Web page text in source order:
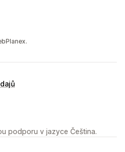
podporu v jazyce Čeština.